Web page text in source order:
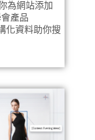
為網站添加
產品
化資料助你搜